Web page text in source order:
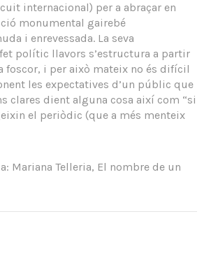
internacional) per a abraçar en
monumental gairebé
i enrevessada. La seva
polític llavors s’estructura a partir
foscor, i per això mateix no és difícil
les expectatives d’un públic que
clares dient alguna cosa així com “si
el periòdic (que a més menteix
Mariana Telleria, El nombre de un